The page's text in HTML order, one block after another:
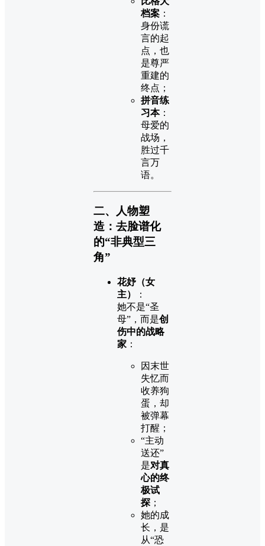
档案 ：
身份谎
言的起
点，也
是尊严
重建的
终点；
拼音练
习本：
母爱的
战场，
胜过千
言万
语。
二、人物塑
造：去脸谱化
的“非典型三
角”
花妤（女
主）
：
她不是“圣
母”，而是创
伤中的战略
家 ：
因末世
失忆而
收养狗
蛋，却
被弹幕
打醒；
“主动
送还”
是对真
心的终
极试
探 ；
她的成
长，是
从“恐